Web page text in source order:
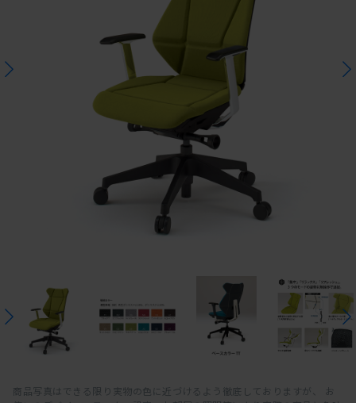
商品写真はできる限り実物の色に近づけるよう徹底しておりますが、 お